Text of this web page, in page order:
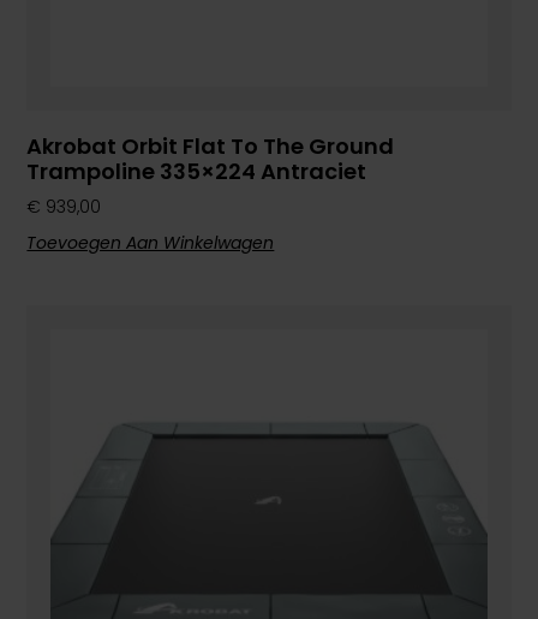
Akrobat Orbit Flat To The Ground
Trampoline 335×224 Antraciet
€ 939,00
Toevoegen Aan Winkelwagen